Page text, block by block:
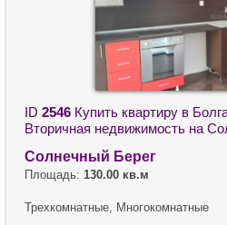
ID 2546 Купить квартиру в
Вторичная недвижимость на
Солнечный Берег
Площадь: 130.00 кв.м
Трехкомнатные, Многокомнатные